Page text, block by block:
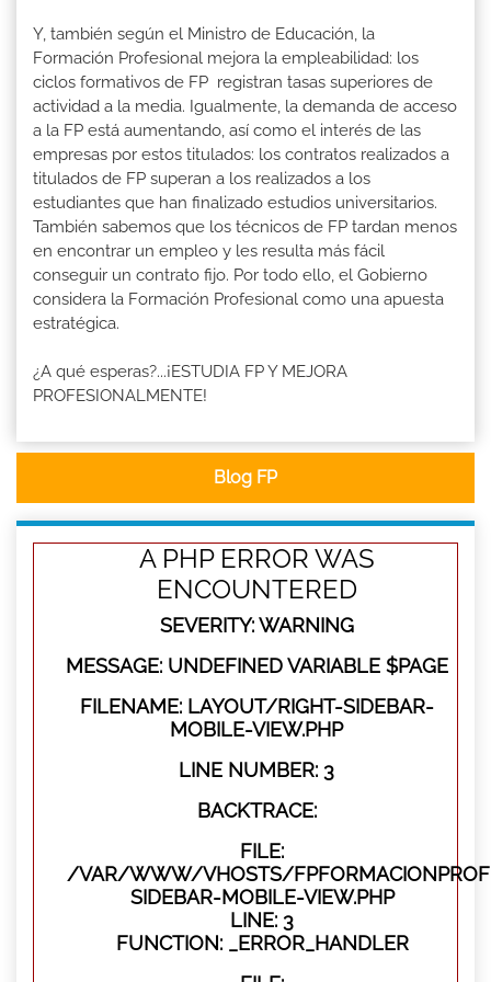
Y, también según el Ministro de Educación, la
Formación Profesional mejora la empleabilidad: los
ciclos formativos de FP registran tasas superiores de
actividad a la media. Igualmente, la demanda de acceso
a la FP está aumentando, así como el interés de las
empresas por estos titulados: los contratos realizados a
titulados de FP superan a los realizados a los
estudiantes que han finalizado estudios universitarios.
También sabemos que los técnicos de FP tardan menos
en encontrar un empleo y les resulta más fácil
conseguir un contrato fijo. Por todo ello, el Gobierno
considera la Formación Profesional como una apuesta
estratégica.
¿A qué esperas?...¡ESTUDIA FP Y MEJORA
PROFESIONALMENTE!
Blog FP
A PHP ERROR WAS
ENCOUNTERED
SEVERITY: WARNING
MESSAGE: UNDEFINED VARIABLE $PAGE
FILENAME: LAYOUT/RIGHT-SIDEBAR-
MOBILE-VIEW.PHP
LINE NUMBER: 3
BACKTRACE:
FILE:
/VAR/WWW/VHOSTS/
SIDEBAR-MOBILE-VIEW.PHP
LINE: 3
FUNCTION: _ERROR_HANDLER